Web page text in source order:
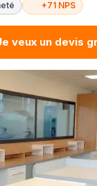
+71 NPS
veux un devis